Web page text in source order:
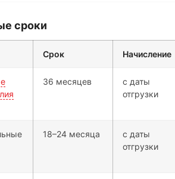
сроки
Срок Начисление
36 месяцев
с даты
отгрузки
18–24 месяца
с даты
отгрузки